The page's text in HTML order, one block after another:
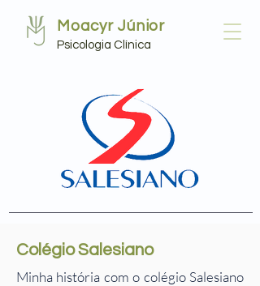
Moacyr Júnior
Psicologia Clínica
Colégio Salesiano
Minha história com o colégio Salesiano